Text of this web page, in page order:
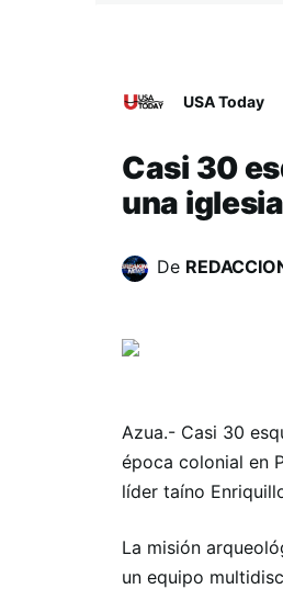
USA Today
Casi 30
una
De
Azua.- Casi 30
época colonial en
líder taíno
La misión
un equipo